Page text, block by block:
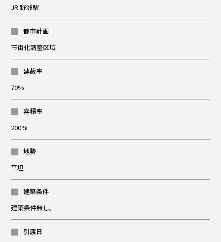
JR 野洲駅
都市計画
市街化調整区域
建蔽率
70%
容積率
200%
地勢
平坦
建築条件
建築条件無し。
引渡日